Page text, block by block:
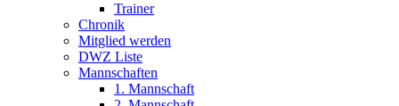
Trainer
Chronik
Mitglied werden
DWZ Liste
Mannschaften
1. Mannschaft